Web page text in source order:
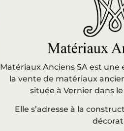
Matériaux Anciens SA est une
la vente de matériaux
située à Vernier dans
Elle s’adresse à la